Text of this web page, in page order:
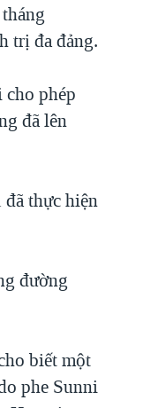
trị đa đảng.
phép
đã lên
thực hiện
đường
biết một
phe Sunni